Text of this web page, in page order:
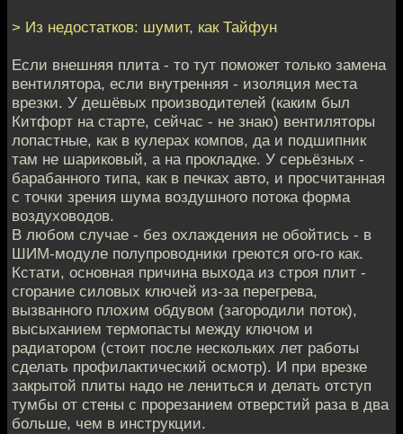
> Из недостатков: шумит, как Тайфун
Если внешняя плита - то тут поможет только замена
вентилятора, если внутренняя - изоляция места
врезки. У дешёвых производителей (каким был
Китфорт на старте, сейчас - не знаю) вентиляторы
лопастные, как в кулерах компов, да и подшипник
там не шариковый, а на прокладке. У серьёзных -
барабанного типа, как в печках авто, и просчитанная
с точки зрения шума воздушного потока форма
воздуховодов.
В любом случае - без охлаждения не обойтись - в
ШИМ-модуле полупроводники греются ого-го как.
Кстати, основная причина выхода из строя плит -
сгорание силовых ключей из-за перегрева,
вызванного плохим обдувом (загородили поток),
высыханием термопасты между ключом и
радиатором (стоит после нескольких лет работы
сделать профилактический осмотр). И при врезке
закрытой плиты надо не лениться и делать отступ
тумбы от стены с прорезанием отверстий раза в два
больше, чем в инструкции.